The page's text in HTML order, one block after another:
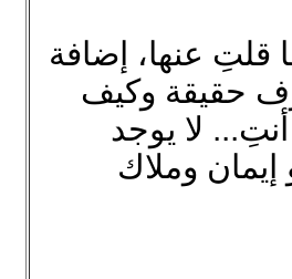
قلتِ عنها، إضافة
حقيقة وكيف
أنتِ... لا يوجد
وملاك